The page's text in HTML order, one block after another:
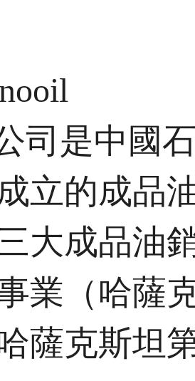
司是中國
立的成品
大成品油
業（哈薩
薩克斯坦